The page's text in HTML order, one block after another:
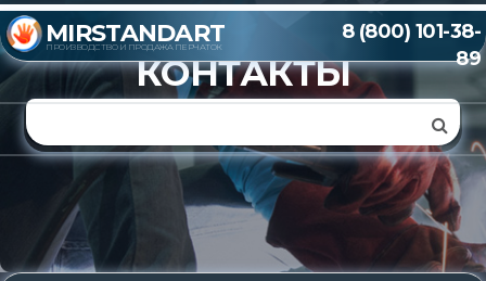
MIRSTANDART
ПРОИЗВОДСТВО И ПРОДАЖА ПЕРЧАТОК
8 (800) 101-38-
89
КОНТАКТЫ